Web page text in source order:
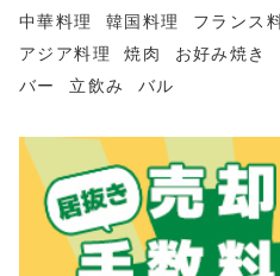
中華料理
韓国料理 フランス
アジア料理
焼肉 お好み焼き
バー
立飲み バル